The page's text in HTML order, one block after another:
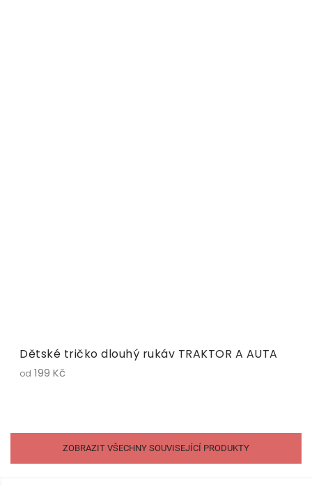
Dětské tričko dlouhý rukáv TRAKTOR A AUTA
od 199 Kč
ZOBRAZIT VŠECHNY SOUVISEJÍCÍ PRODUKTY